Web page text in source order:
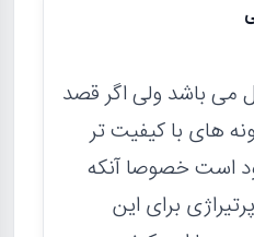
می باشد ولی اگر قصد
های با کیفیت تر
است خصوصا آنکه
پرتیراژی برای این